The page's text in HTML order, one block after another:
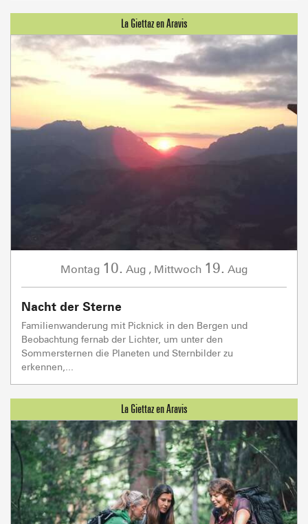
Montag 10. Aug , Mittwoch 19. Aug
Nacht der Sterne
Familienwanderung mit Picknick in den Bergen und
Beobachtung fernab der Lichter, um unter den
Sommersternen die Planeten und Sternbilder zu
erkennen,...